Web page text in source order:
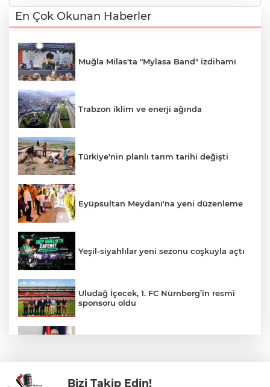
En Çok Okunan Haberler
Muğla Milas'ta "Mylasa Band" izdihamı
Trabzon iklim ve enerji ağında
Türkiye'nin planlı tarım tarihi değişti
Eyüpsultan Meydanı'na yeni düzenleme
Yeşil-siyahlılar yeni sezonu coşkuyla açtı
Uludağ İçecek, 1. FC Nürnberg’in resmi
sponsoru oldu
Bizi Takip Edin!